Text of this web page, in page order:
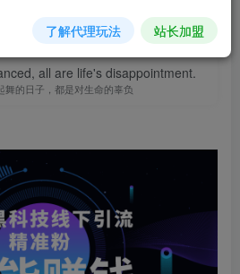
登录！建议登陆后购买，可保存购买订单
all are life's disappointment.
舞的日子，都是对生命的辜负
了解代理玩法 站长加盟